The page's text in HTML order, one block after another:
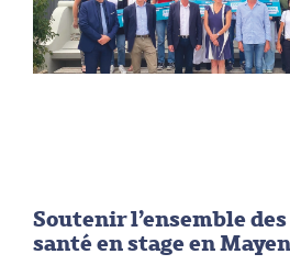
Soutenir l’ensemble
santé en stage en